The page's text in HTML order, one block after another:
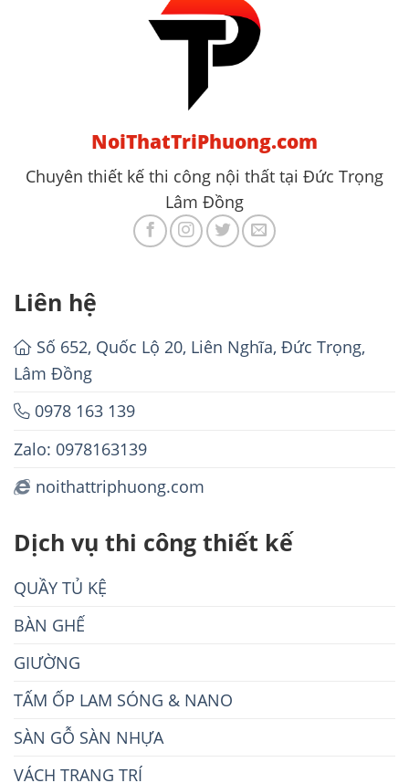
NoiThatTriPhuong.com
Chuyên thiết kế thi công nội thất tại Đức Trọng
Lâm Đồng
Liên hệ
Số 652, Quốc Lộ 20, Liên Nghĩa, Đức Trọng,
Lâm Đồng
0978 163 139
Zalo: 0978163139
noithattriphuong.com
Dịch vụ thi công thiết kế
QUẦY TỦ KỆ
BÀN GHẾ
GIƯỜNG
TẤM ỐP LAM SÓNG & NANO
SÀN GỖ SÀN NHỰA
VÁCH TRANG TRÍ